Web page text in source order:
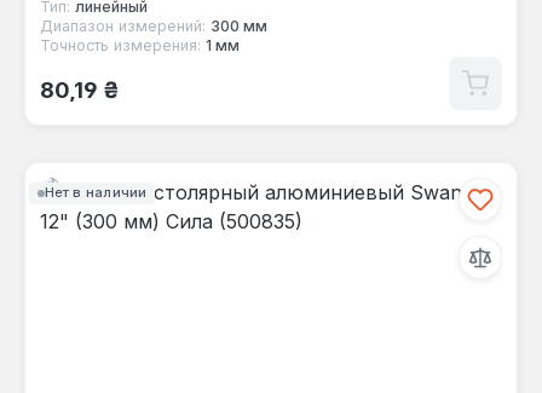
Тип: линейный
Диапазон измерений: 300 мм
Точность измерения: 1 мм
Обычная цена:
80,19 ₴
Нет в наличии